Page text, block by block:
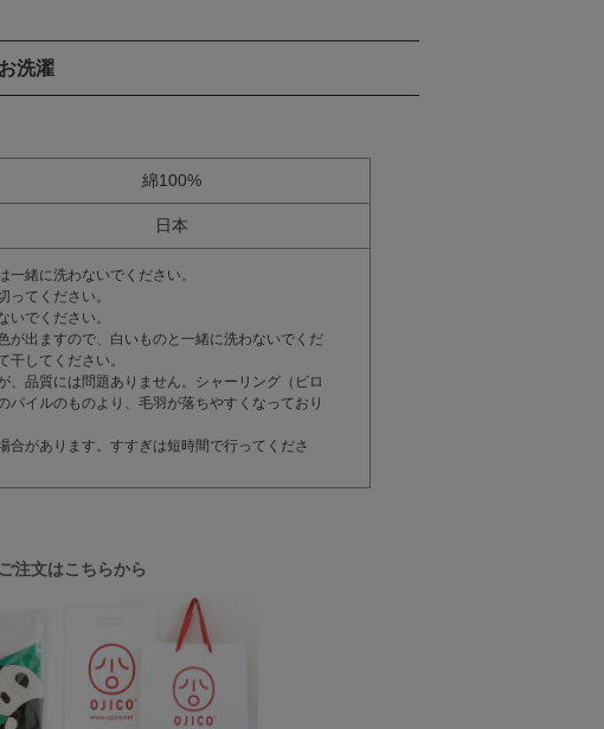
洗濯
綿100%
日本
緒に洗わないでください。
てください。
でください。
が出ますので、白いものと一緒に洗わないでくだ
してください。
品質には問題ありません。シャーリング（ビロ
イルのものより、毛羽が落ちやすくなっており
があります。すすぎは短時間で行ってくださ
注文はこちらから